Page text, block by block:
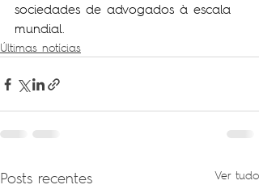
sociedades de advogados à escala
mundial.
Últimas notícias
Posts recentes Ver tudo